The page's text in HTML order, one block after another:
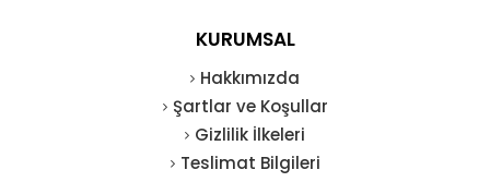
KURUMSAL
Hakkımızda
Şartlar ve Koşullar
Gizlilik İlkeleri
Teslimat Bilgileri